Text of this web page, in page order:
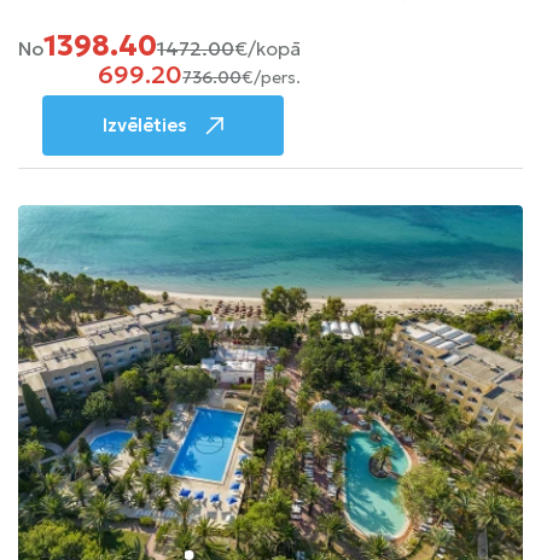
No1398.401472.00€/kopā
699.20736.00€/pers.
Izvēlēties